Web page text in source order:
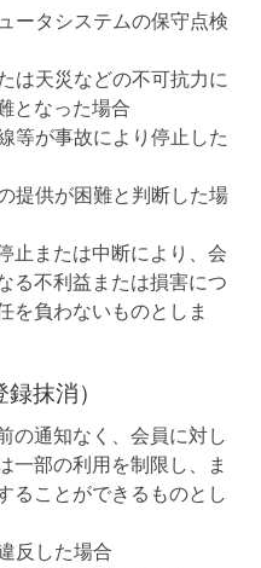
ータシステムの保守点検
は天災などの不可抗力に
となった場合
等が事故により停止した
提供が困難と判断した場
止または中断により、会
る不利益または損害につ
を負わないものとしま
抹消）
の通知なく、会員に対し
一部の利用を制限し、ま
ることができるものとし
反した場合